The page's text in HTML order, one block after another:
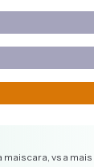
mais cara, vs a